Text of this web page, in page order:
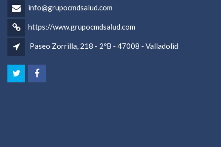
info@grupocmdsalud.com
https://www.grupocmdsalud.com
Paseo Zorrilla, 218 - 2ºB - 47008 - Valladolid